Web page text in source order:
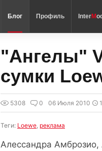
Блог Профиль InterM
"Ангелы"
сумки
5308 0 06 Июля 2010
Теги: Loewe, реклама
Алессандра Амброзио,